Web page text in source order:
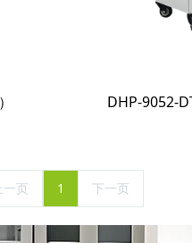
DHP-9052-
一页 1 下一页